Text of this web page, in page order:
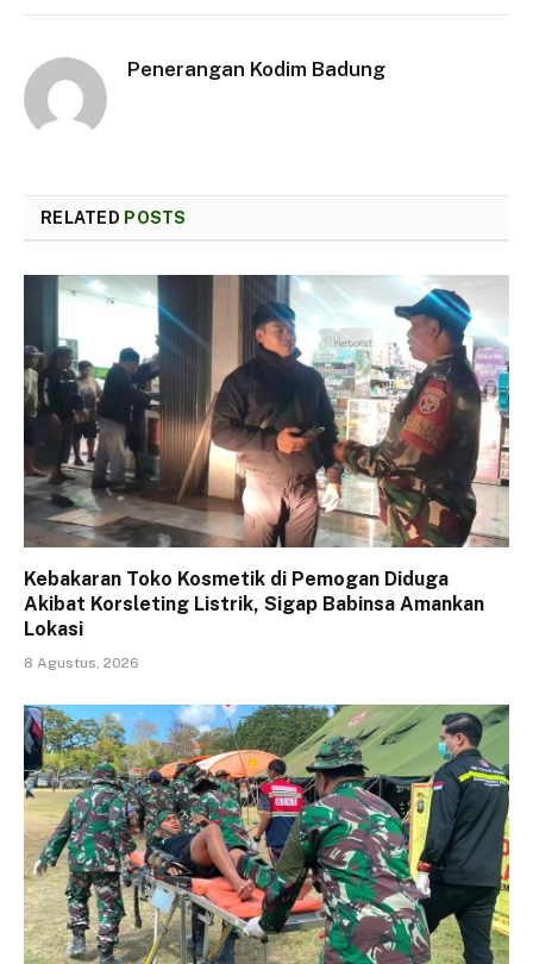
Penerangan Kodim Badung
RELATED POSTS
Kebakaran Toko Kosmetik di Pemogan Diduga
Akibat Korsleting Listrik, Sigap Babinsa Amankan
Lokasi
8 Agustus, 2026